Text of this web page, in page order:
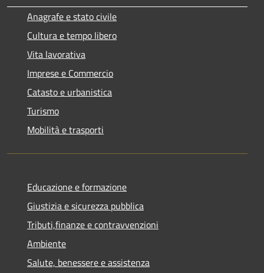
Anagrafe e stato civile
Cultura e tempo libero
Vita lavorativa
Imprese e Commercio
Catasto e urbanistica
Turismo
Mobilità e trasporti
Educazione e formazione
Giustizia e sicurezza pubblica
Tributi,finanze e contravvenzioni
Ambiente
Salute, benessere e assistenza